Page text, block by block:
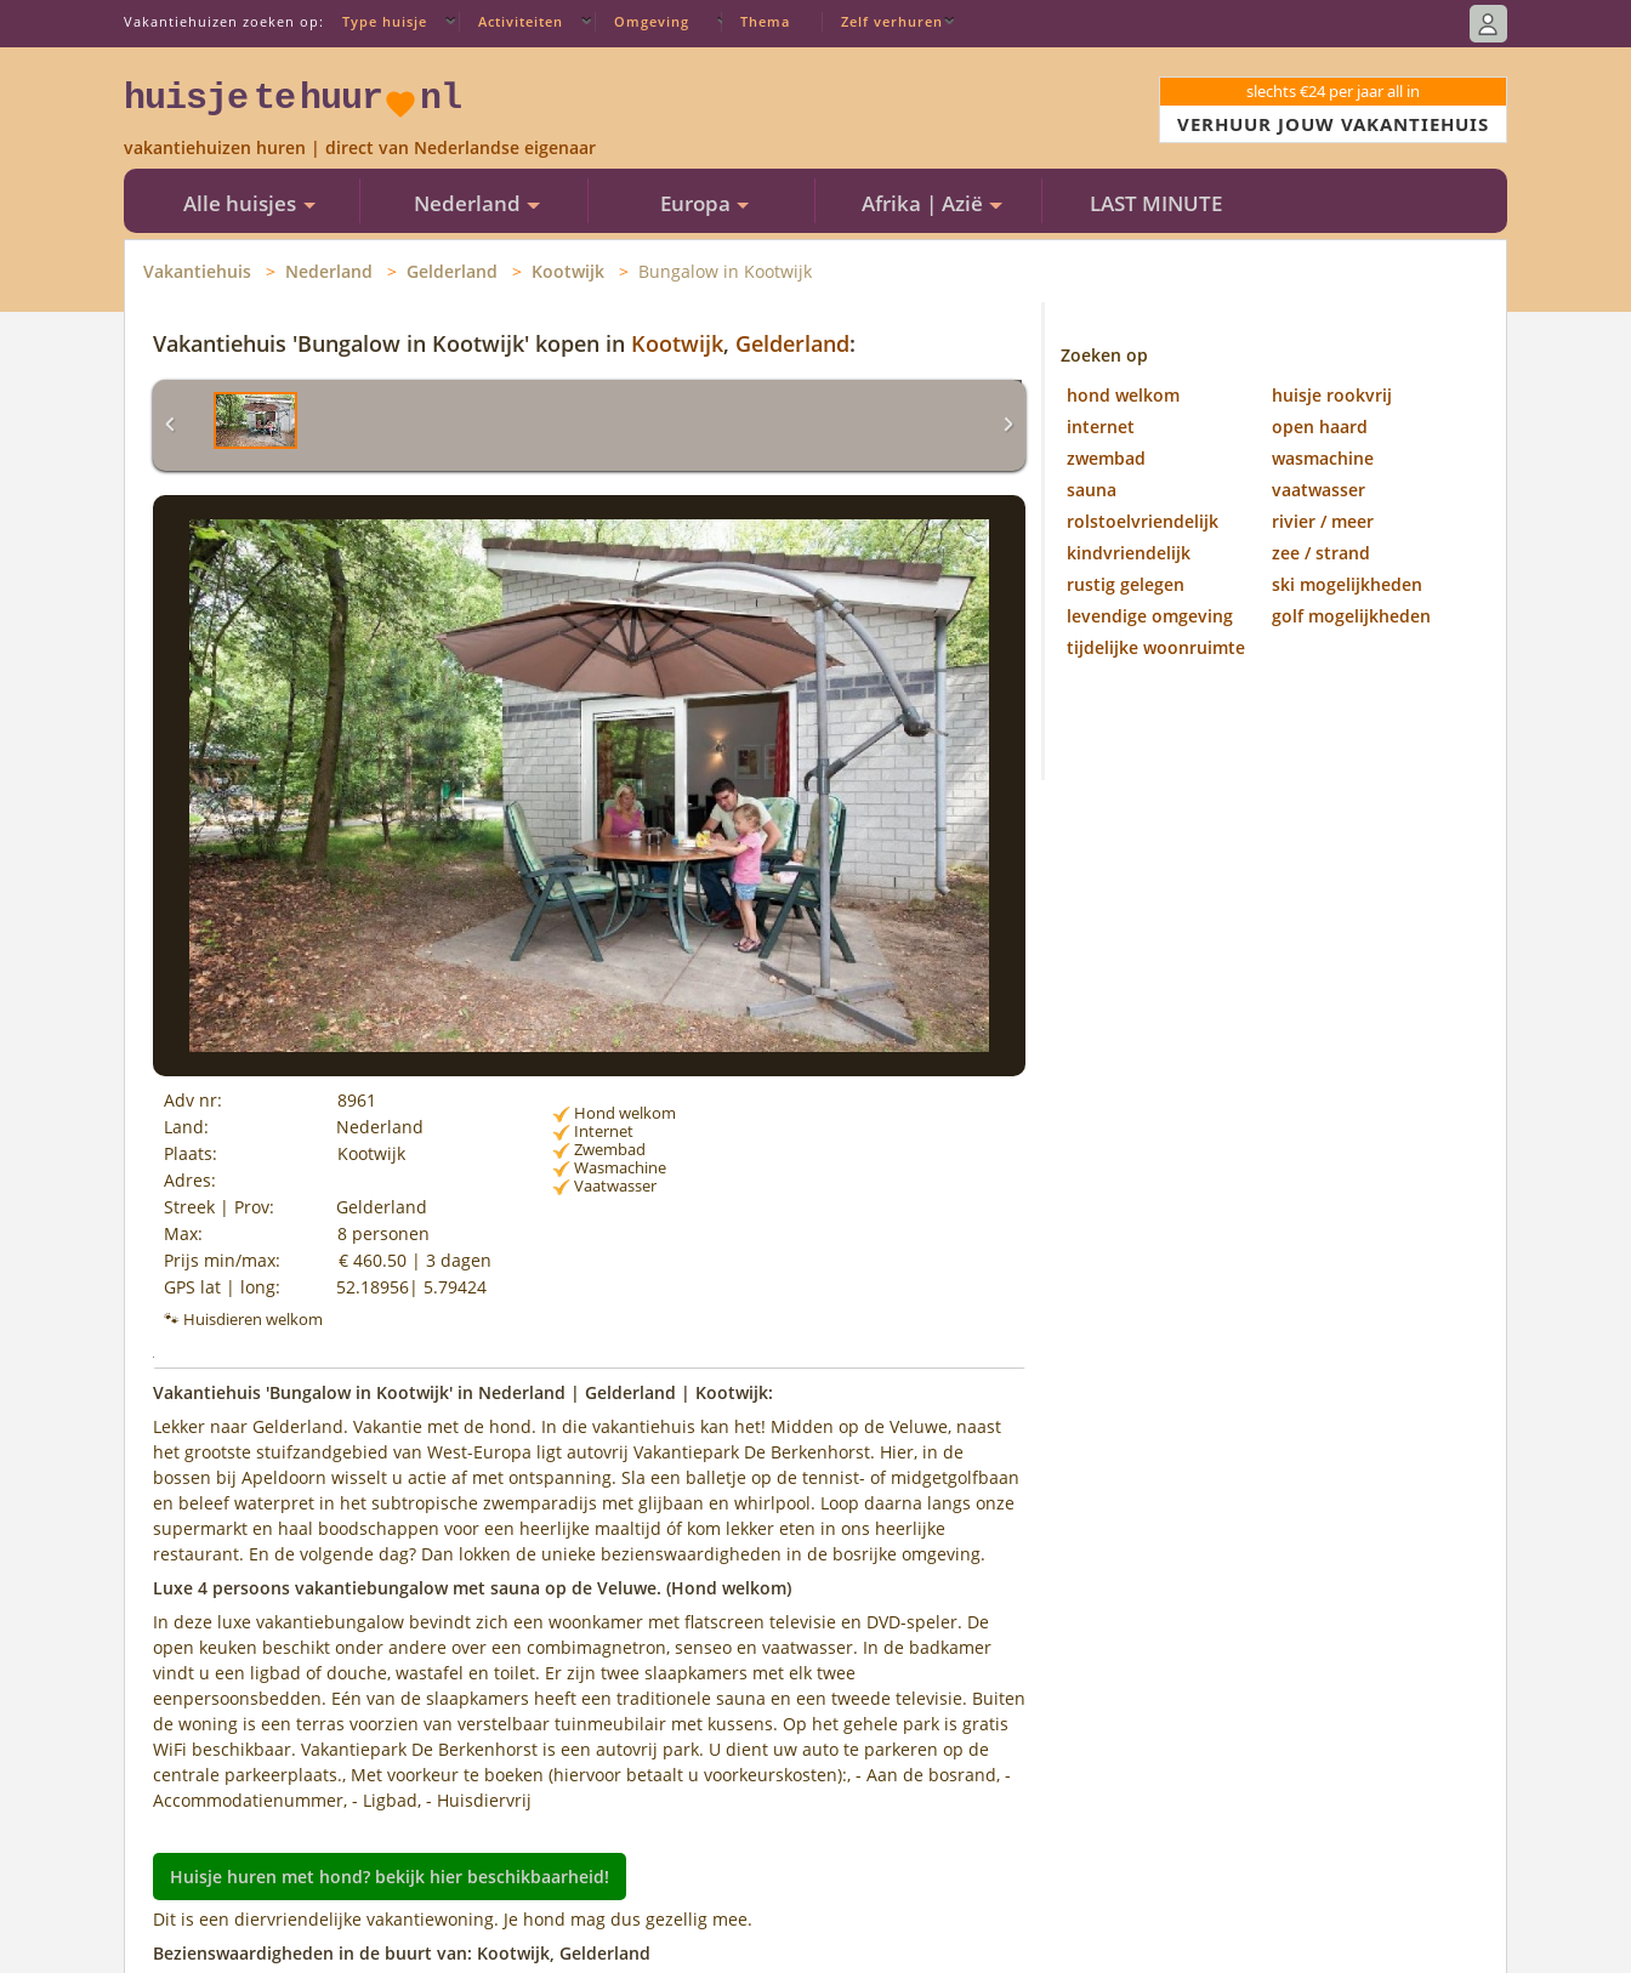
Vakantiehuizen zoeken op: Type huisje Activiteiten Omgeving Thema Zelf verhuren
huisje tehuur nl
vakantiehuizen huren | direct van Nederlandse eigenaar
slechts €24 per jaar all in
VERHUUR JOUW VAKANTIEHUIS
Alle huisjes Nederland Europa Afrika | Azië LAST MINUTE
Vakantiehuis Nederland Gelderland Kootwijk Bungalow in Kootwijk
Vakantiehuis 'Bungalow in Kootwijk' kopen in Kootwijk, Gelderland:
Adv nr:
8961
Land:
Nederland
Plaats:
Kootwijk
Adres:
Streek | Prov:
Gelderland
Max:
8 personen
Prijs min/max:
€ 460.50 | 3 dagen
GPS lat | long:
52.18956| 5.79424
🐾 Huisdieren welkom
Hond welkom
Internet
Zwembad
Wasmachine
Vaatwasser
Vakantiehuis 'Bungalow in Kootwijk' in Nederland | Gelderland | Kootwijk:
Lekker naar Gelderland. Vakantie met de hond. In die vakantiehuis kan het! Midden op de Veluwe, naast
het grootste stuifzandgebied van West-Europa ligt autovrij Vakantiepark De Berkenhorst. Hier, in de
bossen bij Apeldoorn wisselt u actie af met ontspanning. Sla een balletje op de tennist- of midgetgolfbaan
en beleef waterpret in het subtropische zwemparadijs met glijbaan en whirlpool. Loop daarna langs onze
supermarkt en haal boodschappen voor een heerlijke maaltijd óf kom lekker eten in ons heerlijke
restaurant. En de volgende dag? Dan lokken de unieke bezienswaardigheden in de bosrijke omgeving.
Luxe 4 persoons vakantiebungalow met sauna op de Veluwe. (Hond welkom)
In deze luxe vakantiebungalow bevindt zich een woonkamer met flatscreen televisie en DVD-speler. De
open keuken beschikt onder andere over een combimagnetron, senseo en vaatwasser. In de badkamer
vindt u een ligbad of douche, wastafel en toilet. Er zijn twee slaapkamers met elk twee
eenpersoonsbedden. Eén van de slaapkamers heeft een traditionele sauna en een tweede televisie. Buiten
de woning is een terras voorzien van verstelbaar tuinmeubilair met kussens. Op het gehele park is gratis
WiFi beschikbaar. Vakantiepark De Berkenhorst is een autovrij park. U dient uw auto te parkeren op de
centrale parkeerplaats., Met voorkeur te boeken (hiervoor betaalt u voorkeurskosten):, - Aan de bosrand, -
Accommodatienummer, - Ligbad, - Huisdiervrij
Huisje huren met hond? bekijk hier beschikbaarheid!
Dit is een diervriendelijke vakantiewoning. Je hond mag dus gezellig mee.
Bezienswaardigheden in de buurt van: Kootwijk, Gelderland
Zoeken op
hond welkom
huisje rookvrij
internet
open haard
zwembad
wasmachine
sauna
vaatwasser
rolstoelvriendelijk
rivier / meer
kindvriendelijk
zee / strand
rustig gelegen
ski mogelijkheden
levendige omgeving
golf mogelijkheden
tijdelijke woonruimte